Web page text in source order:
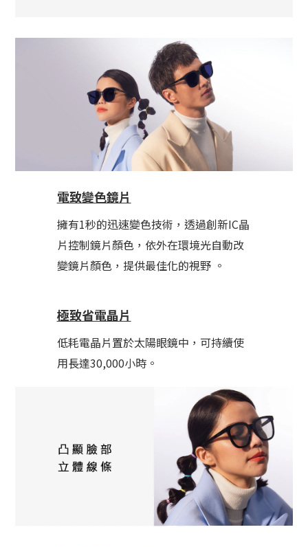
電致變色鏡片
擁有1秒的迅速變色技術，透過創新IC晶
片控制鏡片顏色，依外在環境光自動改
變鏡片顏色，提供最佳化的視野 。
極致省電晶片
低耗電晶片置於太陽眼鏡中，可持續使
用長達30,000小時。